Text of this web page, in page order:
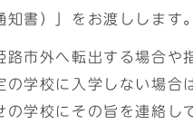
知書）」をお渡しします。
路市外へ転出する場合や
の学校に入学しない場合
の学校にその旨を連絡し